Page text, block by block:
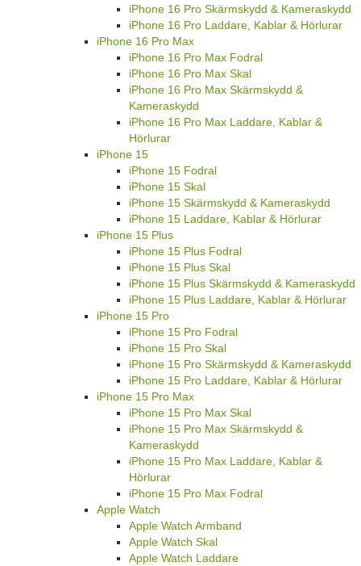
iPhone 16 Pro Skärmskydd & Kameraskydd
iPhone 16 Pro Laddare, Kablar & Hörlurar
iPhone 16 Pro Max
iPhone 16 Pro Max Fodral
iPhone 16 Pro Max Skal
iPhone 16 Pro Max Skärmskydd &
Kameraskydd
iPhone 16 Pro Max Laddare, Kablar &
Hörlurar
iPhone 15
iPhone 15 Fodral
iPhone 15 Skal
iPhone 15 Skärmskydd & Kameraskydd
iPhone 15 Laddare, Kablar & Hörlurar
iPhone 15 Plus
iPhone 15 Plus Fodral
iPhone 15 Plus Skal
iPhone 15 Plus Skärmskydd & Kameraskydd
iPhone 15 Plus Laddare, Kablar & Hörlurar
iPhone 15 Pro
iPhone 15 Pro Fodral
iPhone 15 Pro Skal
iPhone 15 Pro Skärmskydd & Kameraskydd
iPhone 15 Pro Laddare, Kablar & Hörlurar
iPhone 15 Pro Max
iPhone 15 Pro Max Skal
iPhone 15 Pro Max Skärmskydd &
Kameraskydd
iPhone 15 Pro Max Laddare, Kablar &
Hörlurar
iPhone 15 Pro Max Fodral
Apple Watch
Apple Watch Armband
Apple Watch Skal
Apple Watch Laddare